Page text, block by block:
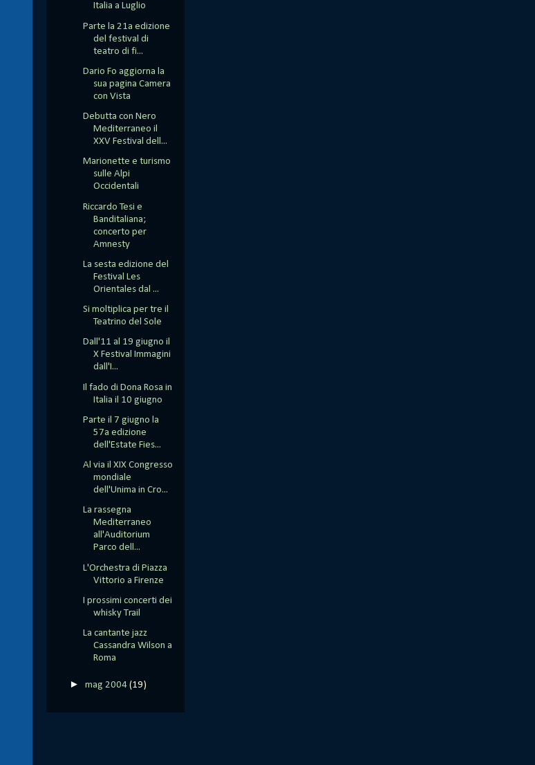
Italia a Luglio
Parte la 21a edizione
del festival di
teatro di fi...
Dario Fo aggiorna la
sua pagina Camera
con Vista
Debutta con Nero
Mediterraneo il
XXV Festival dell...
Marionette e turismo
sulle Alpi
Occidentali
Riccardo Tesi e
Banditaliana;
concerto per
Amnesty
La sesta edizione del
Festival Les
Orientales dal ...
Si moltiplica per tre il
Teatrino del Sole
Dall'11 al 19 giugno il
X Festival Immagini
dall'I...
Il fado di Dona Rosa in
Italia il 10 giugno
Parte il 7 giugno la
57a edizione
dell'Estate Fies...
Al via il XIX Congresso
mondiale
dell'Unima in Cro...
La rassegna
Mediterraneo
all'Auditorium
Parco dell...
L'Orchestra di Piazza
Vittorio a Firenze
I prossimi concerti dei
whisky Trail
La cantante jazz
Cassandra Wilson a
Roma
► mag 2004 (19)